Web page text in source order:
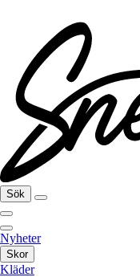
Sök
Nyheter
Skor
Kläder